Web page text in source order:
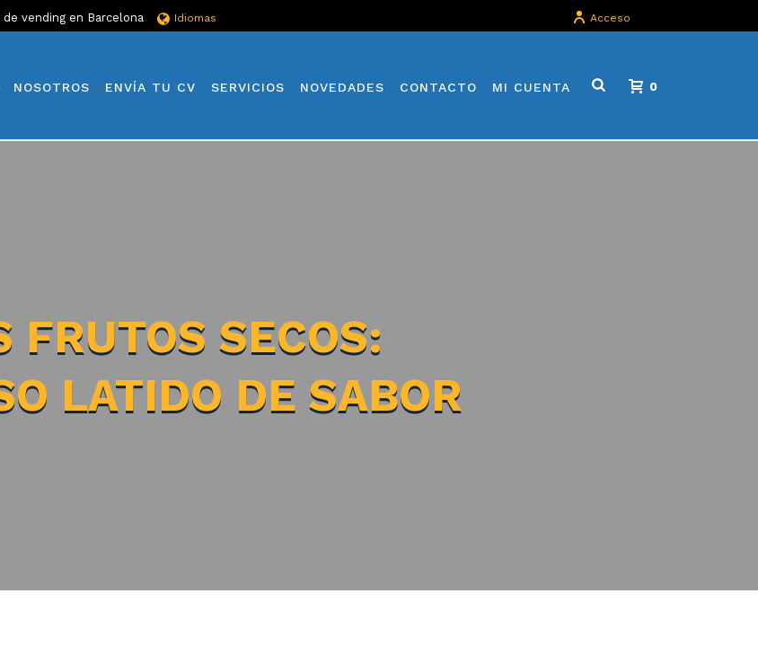
de vending en Barcelona Idiomas Acceso
NOSOTROS ENVÍA TU CV SERVICIOS NOVEDADES CONTACTO MI CUENTA 0
FRUTOS SECOS:
LATIDO DE SABOR